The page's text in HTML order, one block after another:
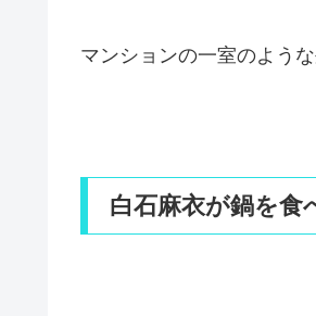
マンションの一室のよう
白石麻衣が鍋を